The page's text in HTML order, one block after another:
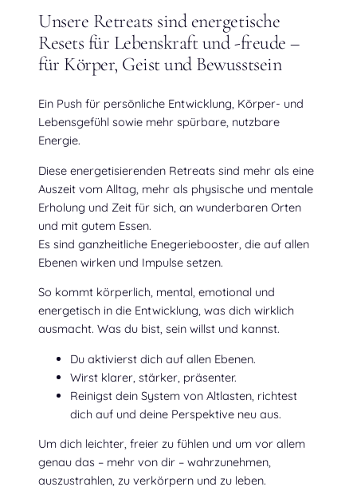
Unsere Retreats sind energetische
Resets für Lebenskraft und -freude –
für Körper, Geist und Bewusstsein
Ein Push für persönliche Entwicklung, Körper- und
Lebensgefühl sowie mehr spürbare, nutzbare
Energie.
Diese energetisierenden Retreats sind mehr als eine
Auszeit vom Alltag, mehr als physische und mentale
Erholung und Zeit für sich, an wunderbaren Orten
und mit gutem Essen.
Es sind ganzheitliche Enegeriebooster, die auf allen
Ebenen wirken und Impulse setzen.
So kommt körperlich, mental, emotional und
energetisch in die Entwicklung, was dich wirklich
ausmacht. Was du bist, sein willst und kannst.
Du aktivierst dich auf allen Ebenen.
Wirst klarer, stärker, präsenter.
Reinigst dein System von Altlasten, richtest
dich auf und deine Perspektive neu aus.
Um dich leichter, freier zu fühlen und um vor allem
genau das – mehr von dir – wahrzunehmen,
auszustrahlen, zu verkörpern und zu leben.